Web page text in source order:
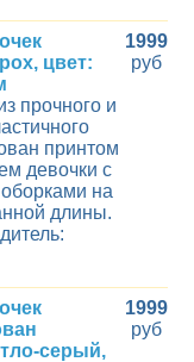
цвет:
прочного и
принтом
девочки с
на
длины.
1999
руб
серый,
1999
руб